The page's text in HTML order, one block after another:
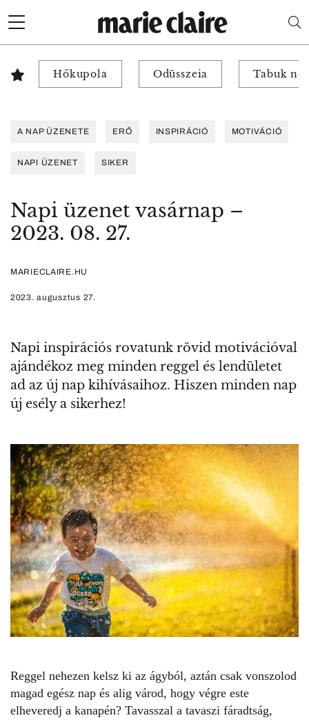
Hőkupola Odüsszeia Tabuk
A NAP ÜZENETE ERŐ INSPIRÁCIÓ MOTIVÁCIÓ
NAPI ÜZENET SIKER
Napi üzenet vasárnap –
2023. 08. 27.
MARIECLAIRE.HU
2023. augusztus 27.
Napi inspirációs rovatunk rövid motivációval
ajándékoz meg minden reggel és lendületet
ad az új nap kihívásaihoz. Hiszen minden nap
új esély a sikerhez!
Reggel nehezen kelsz ki az ágyból, aztán csak vonszolod
magad egész nap és alig várod, hogy végre este
elheveredj a kanapén? Tavasszal a tavaszi fáradtság,